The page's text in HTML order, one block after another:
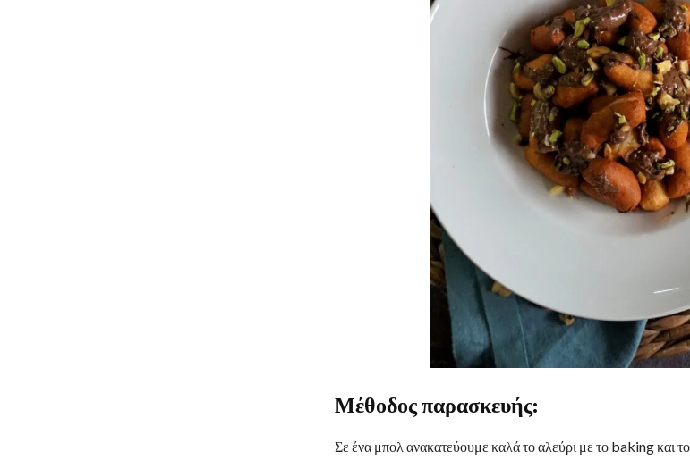
Μέθοδος παρασκευής:
Σε ένα μπολ ανακατεύουμε καλά το αλεύρι με το baking και